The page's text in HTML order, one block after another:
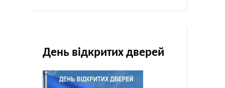
День відкритих дверей